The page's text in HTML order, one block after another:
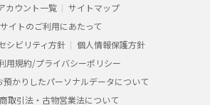
カウント一覧
サイトマップ
サイトのご利用にあたって
シビリティ方針
個人情報保護方針
用規約/プライバシーポリシー
預かりしたパーソナルデータについて
取引法・古物営業法について